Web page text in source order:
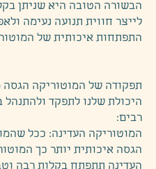
הבשורה הטובה היא שניתן
לייצר חווית תנועה נעימה
התפתחות איכותית של
תפקודה של המוטוריקה הגסה
היכולת שלנו לתפקד ולהתנהל
רבים:
המוטוריקה העדינה: ככל
הגסה איכותית יותר כך